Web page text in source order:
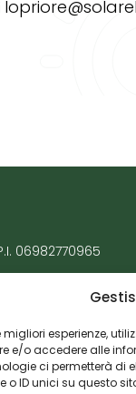
migliori esperienze,
e/o accedere alle
ci permetterà di
o ID unici su questo
06982770965